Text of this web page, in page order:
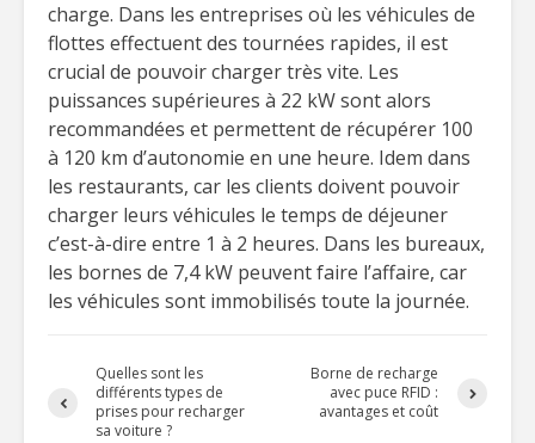
charge. Dans les entreprises où les véhicules de
flottes effectuent des tournées rapides, il est
crucial de pouvoir charger très vite. Les
puissances supérieures à 22 kW sont alors
recommandées et permettent de récupérer 100
à 120 km d’autonomie en une heure. Idem dans
les restaurants, car les clients doivent pouvoir
charger leurs véhicules le temps de déjeuner
c’est-à-dire entre 1 à 2 heures. Dans les bureaux,
les bornes de 7,4 kW peuvent faire l’affaire, car
les véhicules sont immobilisés toute la journée.
Quelles sont les
différents types de
prises pour recharger
sa voiture ?
Borne de recharge
avec puce RFID :
avantages et coût